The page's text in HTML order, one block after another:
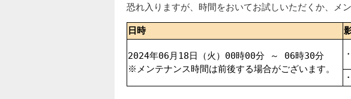
恐れ入りますが、時間をおいてお試しいただくか、メ
日時
2024年06月18日（火）00時00分 ～ 06時30分
※メンテナンス時間は前後する場合がございます。